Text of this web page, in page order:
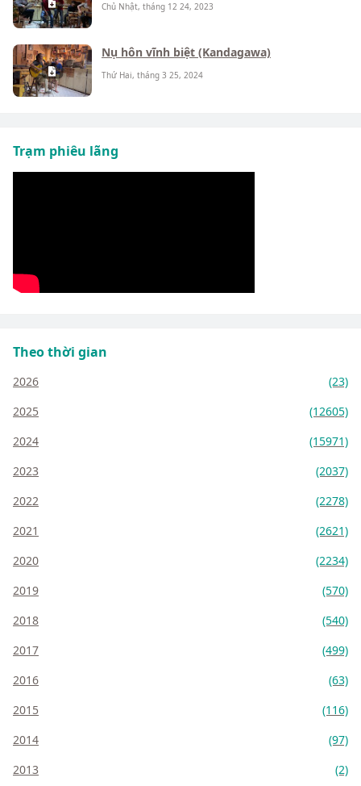
Chủ Nhật, tháng 12 24, 2023
Nụ hôn vĩnh biệt (Kandagawa)
Thứ Hai, tháng 3 25, 2024
Trạm phiêu lãng
Theo thời gian
2026
(23)
2025
(12605)
2024
(15971)
2023
(2037)
2022
(2278)
2021
(2621)
2020
(2234)
2019
(570)
2018
(540)
2017
(499)
2016
(63)
2015
(116)
2014
(97)
2013
(2)